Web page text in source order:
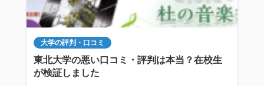
大学の評判・口コミ
東北大学の悪い口コミ・評判は本当？在校生
が検証しました